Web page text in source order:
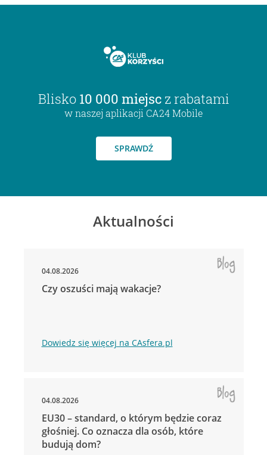
Blisko 10 000 miejsc z rabatami
w naszej aplikacji CA24 Mobile
SPRAWDŹ
Aktualności
04.08.2026
Czy oszuści mają wakacje?
Dowiedz się więcej na CAsfera.pl
04.08.2026
EU30 – standard, o którym będzie coraz
głośniej. Co oznacza dla osób, które
budują dom?